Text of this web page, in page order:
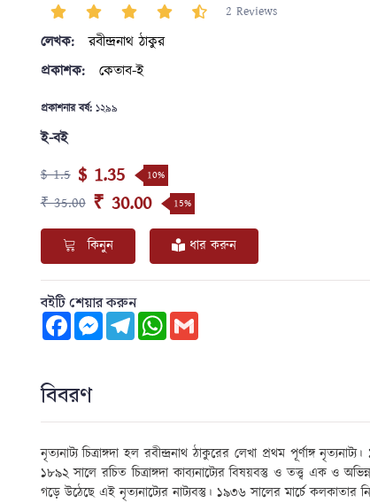
2 Reviews
লেখক:
রবীন্দ্রনাথ ঠাকুর
প্রকাশক:
কেতাব-ই
প্রকাশনার বর্ষ:১২৯৯
ই-বই
$ 1.5 $ 1.35 10%
₹ 35.00 ₹ 30.00 15%
কিনুন ধার করুন
বইটি শেয়ার করুন
FacebookMessenger
TelegramWhatsApp
Gmail
বিবরণ
নৃত্যনাট্য চিত্রাঙ্গদা হল রবীন্দ্রনাথ ঠাকুরের লেখা প্রথম পূর্ণাঙ্গ
১৮৯২ সালে রচিত চিত্রাঙ্গদা কাব্যনাট্যের বিষয়বস্তু ও তত্ত্ব এক ও
গড়ে উঠেছে এই নৃত্যনাট্যের নাট্যবস্তু। ১৯৩৬ সালের মার্চে কলকাতার